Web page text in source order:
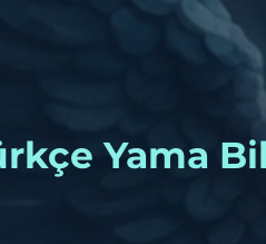
Yama